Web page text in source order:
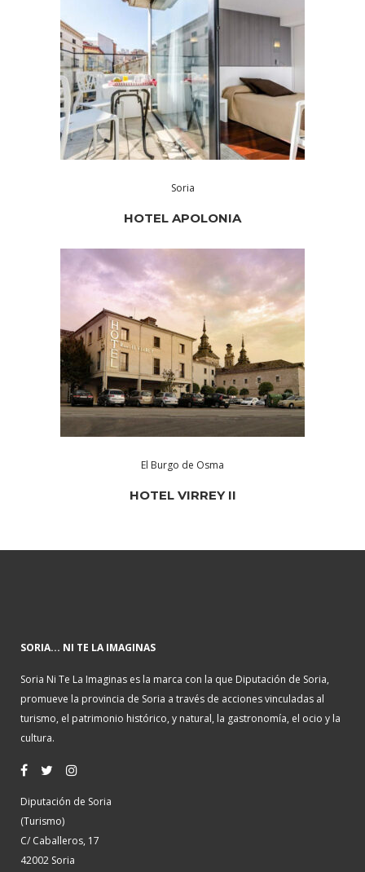
Soria
HOTEL APOLONIA
El Burgo de Osma
HOTEL VIRREY II
SORIA... NI TE LA IMAGINAS
Soria Ni Te La Imaginas es la marca con la que Diputación de Soria,
promueve la provincia de Soria a través de acciones vinculadas al
turismo, el patrimonio histórico, y natural, la gastronomía, el ocio y la
cultura.
Diputación de Soria
(Turismo)
C/ Caballeros, 17
42002 Soria